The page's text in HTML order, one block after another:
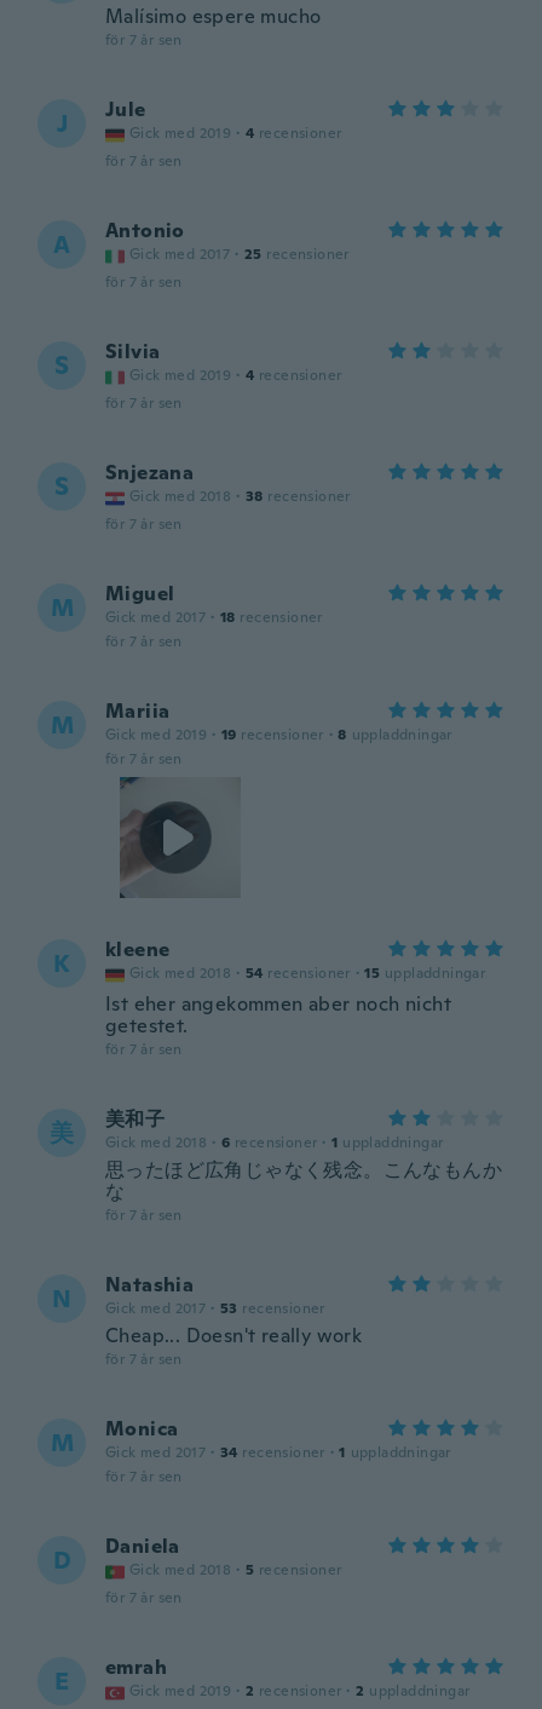
Malísimo espere mucho
för 7 år sen
J Jule
Gick med 2019 · 4 recensioner
för 7 år sen
A Antonio
Gick med 2017 · 25 recensioner
för 7 år sen
S Silvia
Gick med 2019 · 4 recensioner
för 7 år sen
S Snjezana
Gick med 2018 · 38 recensioner
för 7 år sen
M Miguel
Gick med 2017 · 18 recensioner
för 7 år sen
M Mariia
Gick med 2019 · 19 recensioner · 8 uppladdningar
för 7 år sen
K kleene
Gick med 2018 · 54 recensioner · 15 uppladdningar
Ist eher angekommen aber noch nicht
getestet.
för 7 år sen
美 美和子
Gick med 2018 · 6 recensioner · 1 uppladdningar
思ったほど広角じゃなく残念。こんなもんか
な
för 7 år sen
N Natashia
Gick med 2017 · 53 recensioner
Cheap... Doesn't really work
för 7 år sen
M Monica
Gick med 2017 · 34 recensioner · 1 uppladdningar
för 7 år sen
D Daniela
Gick med 2018 · 5 recensioner
för 7 år sen
E emrah
Gick med 2019 · 2 recensioner · 2 uppladdningar